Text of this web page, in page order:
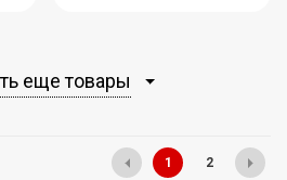
еще товары
1 2